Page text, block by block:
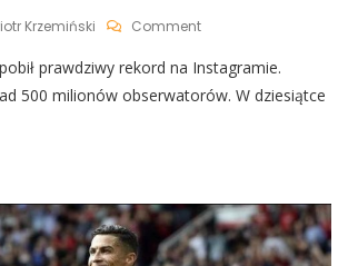
Krzemiński CommentOn
Pobił
Rekord
prawdziwy rekord na Instagramie.
500 milionów obserwatorów. W dziesiątce